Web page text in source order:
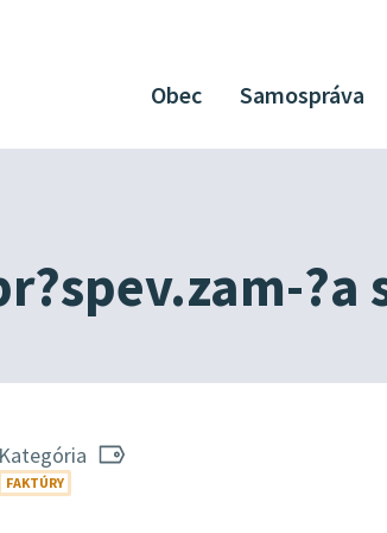
Obec Samospráva
?a
Kategória
FAKTÚRY